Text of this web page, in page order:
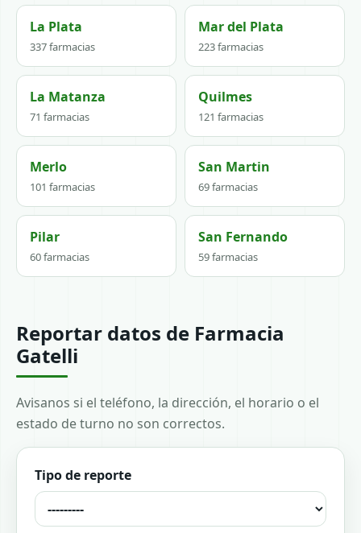
La Plata
337 farmacias
Mar del Plata
223 farmacias
La Matanza
71 farmacias
Quilmes
121 farmacias
Merlo
101 farmacias
San Martin
69 farmacias
Pilar
60 farmacias
San Fernando
59 farmacias
Reportar datos de Farmacia
Gatelli
Avisanos si el teléfono, la dirección, el horario o el
estado de turno no son correctos.
Tipo de reporte